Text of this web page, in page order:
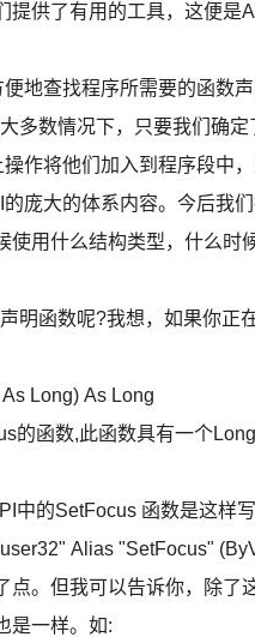
提供了有用的工具，这便是
地查找程序所需要的函数
多数情况下，只要我们确
作将他们加入到程序段中
庞大的体系内容。今后我
用什么结构类型，什么时
明函数呢?我想，如果你正
Long) As Long
的函数,此函数具有一个
中的SetFocus 函数是这样
Alias "SetFocus"
点。但我可以告诉你，除
是一样。如: